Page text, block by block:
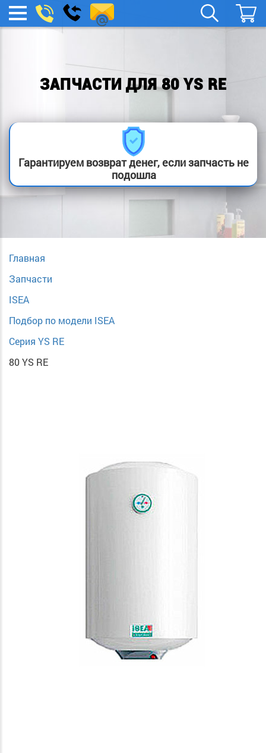
МЕНЮ
boylera@yandex.ru
Заказать
звонок
ЗАПЧАСТИ ДЛЯ 80 YS RE
Гарантируем возврат денег, если запчасть не
подошла
Главная
Запчасти
ISEA
Подбор по модели ISEA
Серия YS RE
80 YS RE